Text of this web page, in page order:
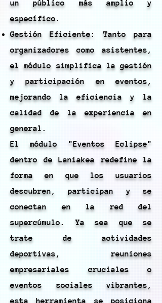
un público más amplio y
específico.
Gestión Eficiente: Tanto para
organizadores como asistentes,
el módulo simplifica la gestión
y participación en eventos,
mejorando la eficiencia y la
calidad de la experiencia en
general.
El módulo "Eventos Eclipse"
dentro de Laniakea redefine la
forma en que los usuarios
descubren, participan y se
conectan en la red del
supercúmulo. Ya sea que se
trate de actividades
deportivas, reuniones
empresariales cruciales o
eventos sociales vibrantes,
esta herramienta se posiciona